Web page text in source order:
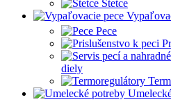
Štetce
Pece
diely